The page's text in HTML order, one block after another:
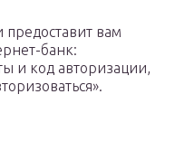
вам
банк:
и код авторизации,